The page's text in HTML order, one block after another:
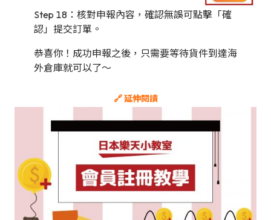
Step 18：核對申報內容，確認無誤可點擊「確
認」提交訂單。
恭喜你！成功申報之後，只需要等待貨件到達海
外倉庫就可以了～
🔗 延伸閱讀